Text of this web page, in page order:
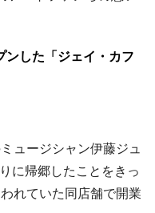
ンした「ジェイ・カフ
ュージシャン伊藤ジュ
に帰郷したことをきっ
れていた同店舗で開業